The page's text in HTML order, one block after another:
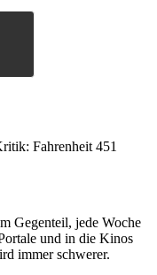
Fahrenheit 451
Gegenteil, jede Woche
und in die Kinos
immer schwerer.